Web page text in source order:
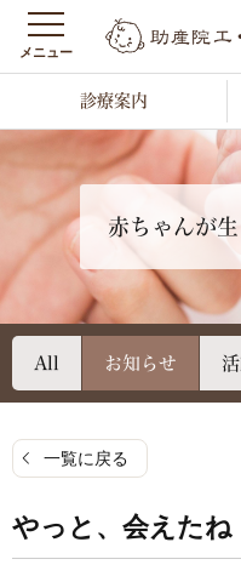
診療案内
赤ちゃんが
All お知らせ
一覧に戻る
やっと、会えたね